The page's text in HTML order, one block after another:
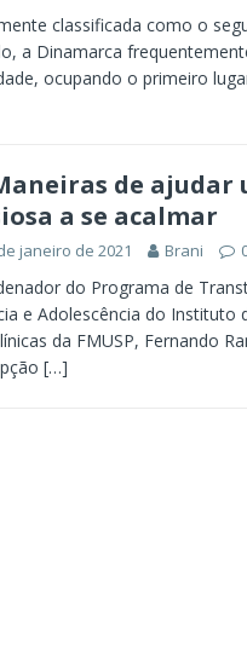
classificada como o
a Dinamarca
ocupando o primeiro
de ajudar
a se acalmar
janeiro de 2021 Brani
do Programa de
e Adolescência do Instituto
da FMUSP, Fernando
[…]